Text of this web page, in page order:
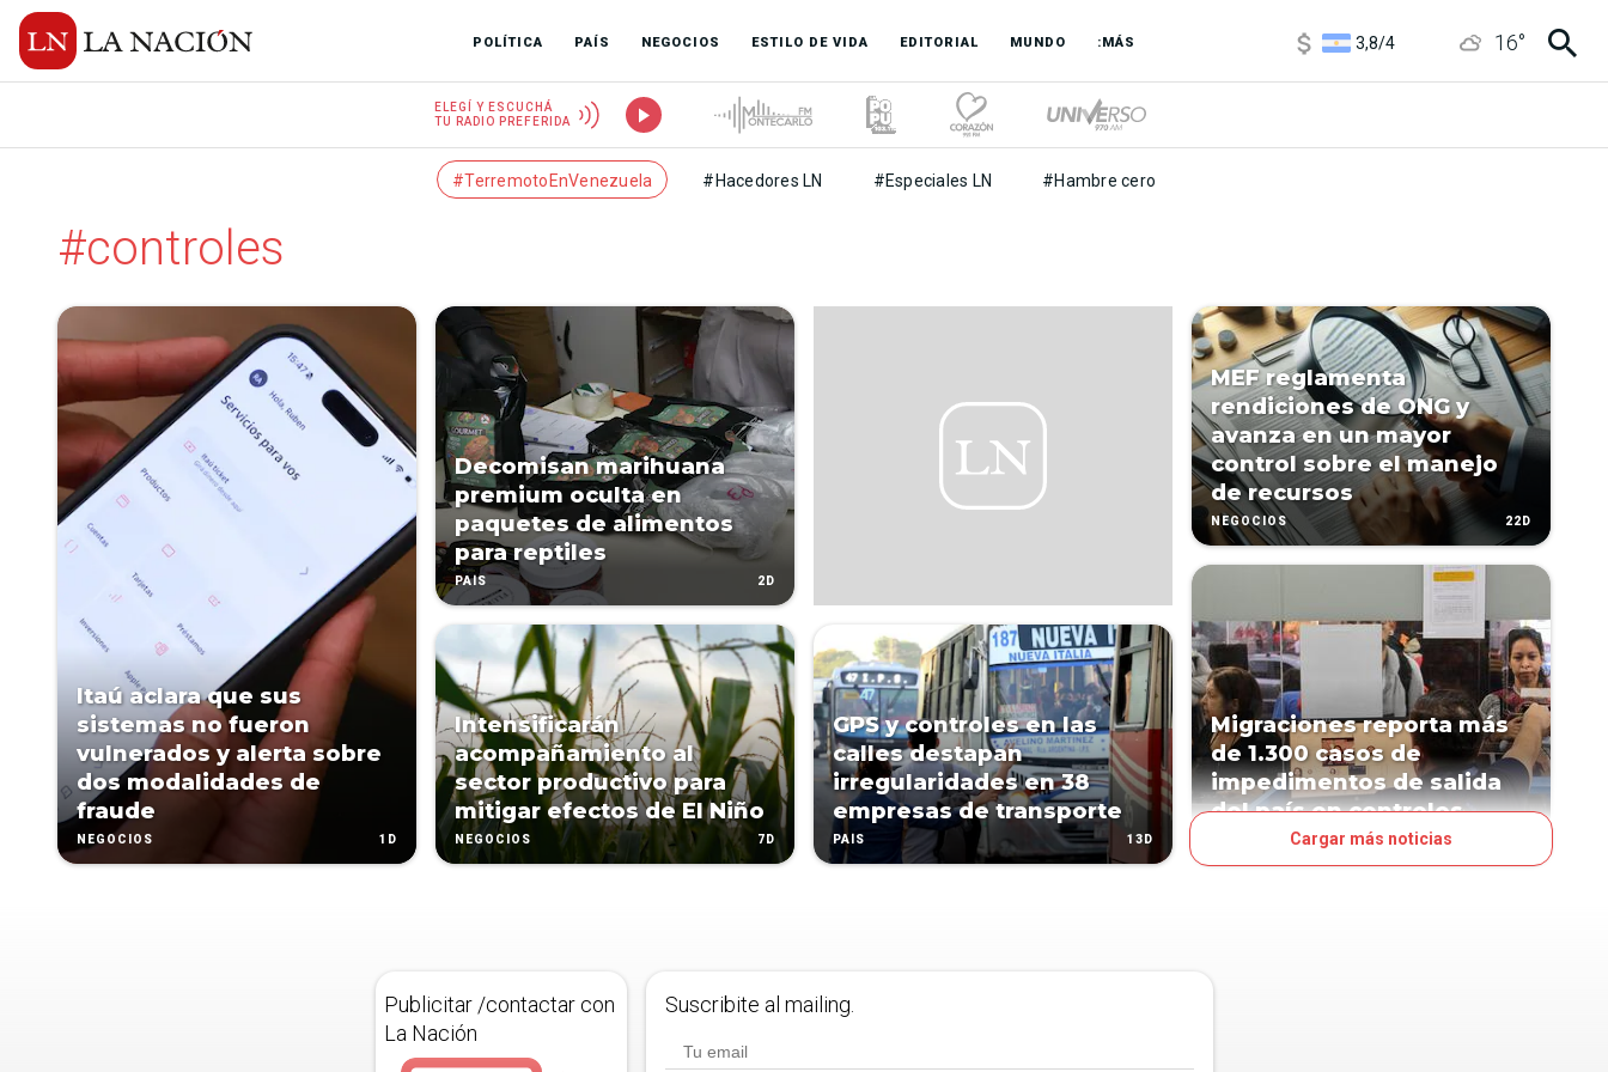
POLÍTICA PAÍS NEGOCIOS ESTILO DE VIDA EDITORIAL MUNDO :MÁS
3,8/4
16°
ELEGÍ Y ESCUCHÁ
TU RADIO PREFERIDA
#TerremotoEnVenezuela #Hacedores LN #Especiales LN #Hambre cero
#controles
Itaú aclara que sus
sistemas no fueron
vulnerados y alerta sobre
dos modalidades de
fraude
NEGOCIOS 1D
Decomisan marihuana
premium oculta en
paquetes de alimentos
para reptiles
PAÍS 2D
Intensificarán
acompañamiento al
sector productivo para
mitigar efectos de El Niño
NEGOCIOS 7D
GPS y controles en las
calles destapan
irregularidades en 38
empresas de transporte
PAÍS 13D
MEF reglamenta
rendiciones de ONG y
avanza en un mayor
control sobre el manejo
de recursos
NEGOCIOS 22D
Migraciones reporta más
de 1.300 casos de
impedimentos de salida
del país en controles
Cargar más noticias
Publicitar /contactar con
La Nación
Suscribite al mailing.